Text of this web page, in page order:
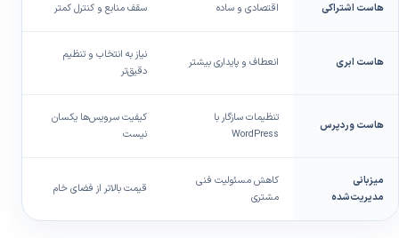
هاست اشتراکی اقتصادی و ساده سقف منابع و کنترل کمتر
هاست ابری انعطاف و پایداری بیشتر
نیاز به انتخاب و تنظیم
دقیق‌تر
هاست وردپرس
تنظیمات سازگار با
WordPress
کیفیت سرویس‌ها یکسان
نیست
میزبانی
مدیریت‌شده
کاهش مسئولیت فنی
مشتری
قیمت بالاتر از فضای خام